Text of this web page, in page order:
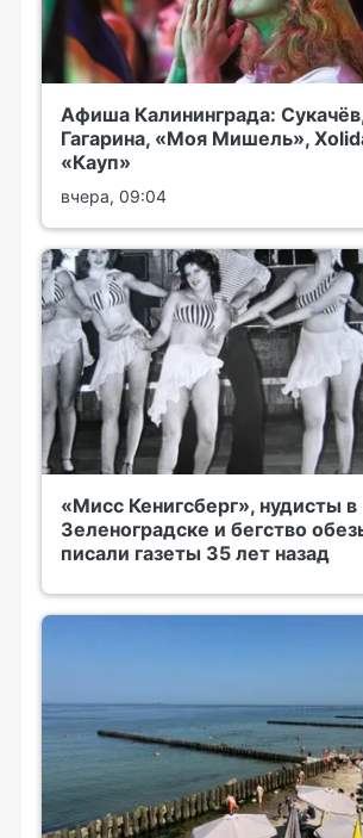
Афиша Калининграда:
Гагарина, «Моя Мишель»,
«Кауп»
вчера, 09:04
«Мисс Кенигсберг», нудисты в
Зеленоградске и бегство
писали газеты 35 лет назад